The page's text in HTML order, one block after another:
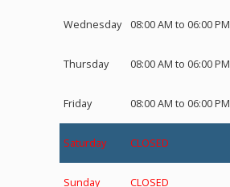
Wednesday 08:00 AM to 06:00 PM
Thursday 08:00 AM to 06:00 PM
Friday 08:00 AM to 06:00 PM
Saturday CLOSED
Sunday CLOSED